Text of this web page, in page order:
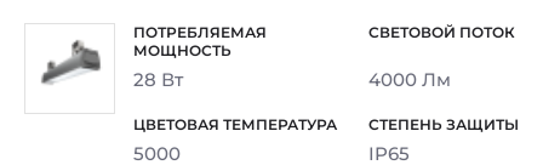
28 Вт 4000 Лм
5000 IP65